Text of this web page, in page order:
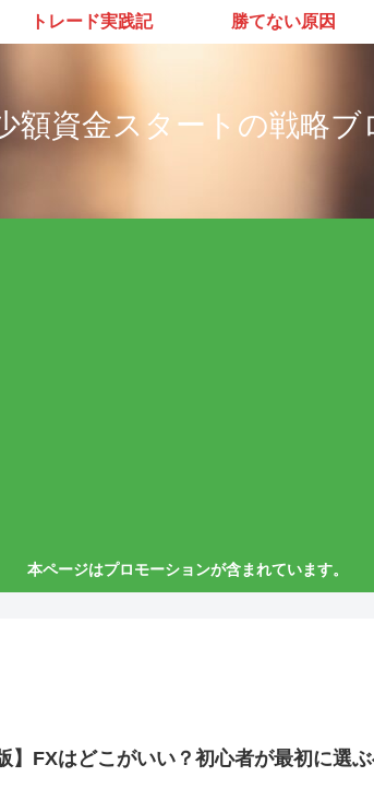
額資金スタートの戦略ブ
トレード実践記 勝てない原因
本ページはプロモーションが含まれています。
】FXはどこがいい？初心者が最初に選